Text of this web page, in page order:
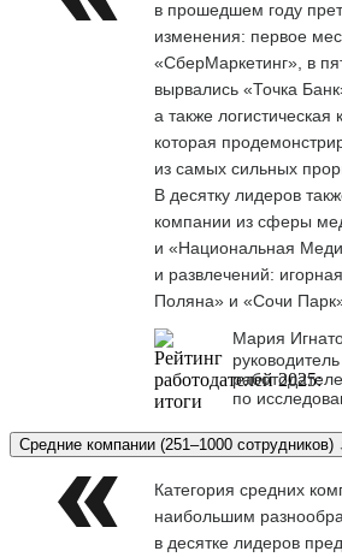
в прошедшем году
изменения: первое
«СберМаркетинг», в
вырвались «Точка
а также логистическая
которая
из самых сильных
В десятку лидеров
компании из сферы
и «Национальная
и развлечений:
Поляна» и «Сочи
Мария
по
Средние компании (251–1000 сотрудников)
Категория средних
наибольшим
в десятке лидеров